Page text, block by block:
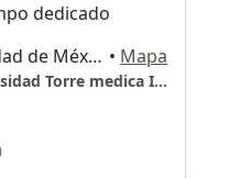
dedicado
Av. Río Churubusco 601, Ciudad de México • Mapa
Hospital San Ángel Inn - Universidad Torre medica II piso 6 consultorios 640, 641, 642 y 643 Instituto de Patología de Columna